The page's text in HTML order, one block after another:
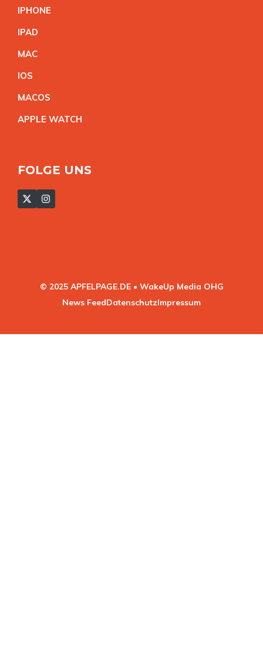
IPHONE
IPAD
MAC
IOS
MACOS
APPLE WATCH
FOLGE UNS
© 2025 APFELPAGE.DE • WakeUp Media OHG
News FeedDatenschutzImpressum